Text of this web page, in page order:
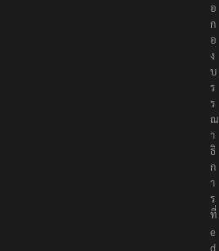
อ
ก
อ
ง
บ
ร
ร
ณ
า
ธิ
ก
า
ร
ที่
e
d